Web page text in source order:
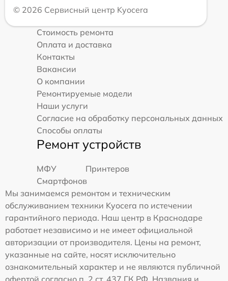
© 2026 Сервисный центр Kyocera
Стоимость ремонта
Оплата и доставка
Контакты
Вакансии
О компании
Ремонтируемые модели
Наши услуги
Согласие на обработку персональных данных
Способы оплаты
Ремонт устройств
МФУ
Принтеров
Смартфонов
Мы занимаемся ремонтом и техническим
обслуживанием техники Kyocera по истечении
гарантийного периода. Наш центр в Краснодаре
работает независимо и не имеет официальной
авторизации от производителя. Цены на ремонт,
указанные на сайте, носят исключительно
ознакомительный характер и не являются публичной
офертой согласно п. 2 ст. 437 ГК РФ. Названия и